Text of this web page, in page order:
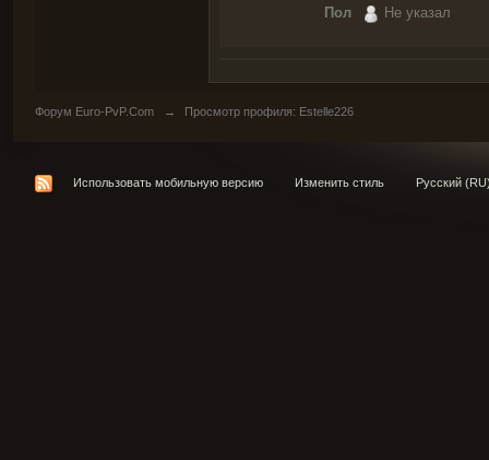
Пол Не указал
Форум Euro-PvP.Com → Просмотр профиля: Estelle226
Использовать мобильную версию Изменить стиль Русский